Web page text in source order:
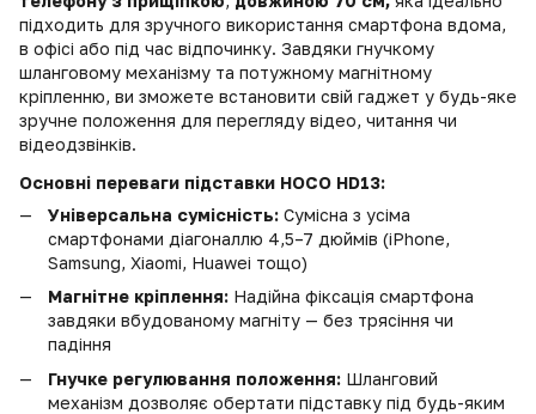
підходить для зручного використання смартфона вдома,
в офісі або під час відпочинку. Завдяки гнучкому
шланговому механізму та потужному магнітному
кріпленню, ви зможете встановити свій гаджет у будь-яке
зручне положення для перегляду відео, читання чи
відеодзвінків.
Основні переваги підставки HOCO HD13:
Універсальна сумісність: Сумісна з усіма
смартфонами діагоналлю 4,5–7 дюймів (iPhone,
Samsung, Xiaomi, Huawei тощо)
Магнітне кріплення: Надійна фіксація смартфона
завдяки вбудованому магніту — без трясіння чи
падіння
Гнучке регулювання положення: Шланговий
механізм дозволяє обертати підставку під будь-яким